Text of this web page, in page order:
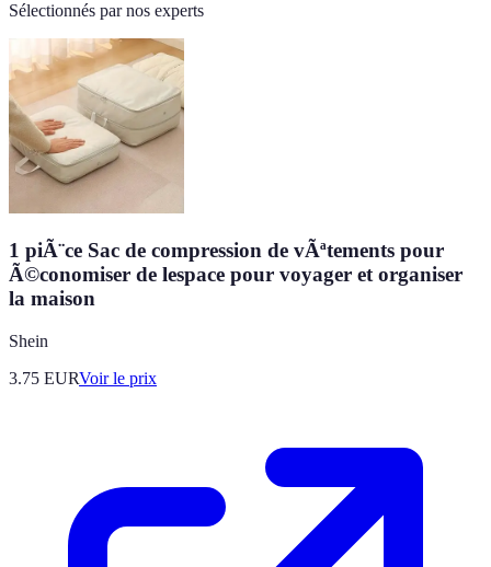
Sélectionnés par nos experts
1 piÃ¨ce Sac de compression de vÃªtements pour
Ã©conomiser de lespace pour voyager et organiser
la maison
Shein
3.75 EURVoir le prix